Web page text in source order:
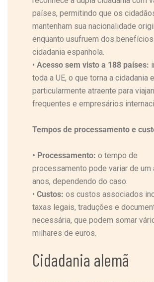
países, permitindo que os
mantenham sua nacionalidade
enquanto usufruem dos
cidadania espanhola.
• Acesso sem visto a 188 países:
toda a UE, o que torna a cidadania
particularmente atraente para
frequentes e empresários
Tempos de processamento e
• Processamento: o tempo de
processamento pode variar de um
anos, dependendo do caso.
• Custos: os custos associados
taxas legais, traduções e
necessária, que podem somar
milhares de euros.
Cidadania alemã